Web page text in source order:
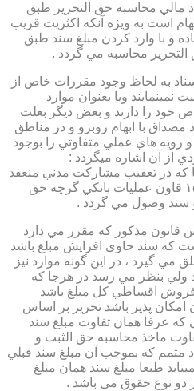
مالي محاسبه حق التحرير طبق
است به ويژه آنكه اكثريت قريب
و با وارد كردن مبلغ سند طبق
محاسبه مي گردد .
به لحاظ وجود مقررات خاص از
ويا بعنوان موارد
خود را دارند و بعض ديگر بعلت
با ابهام روبرو و در مناطق
رويه هاي عملي متفاوتي را بوجود
از آن اشاره ميگردد :
كه در تعقيب مشاركت مدني منعقد
ميگردد بر اساس تبصره ماده ۱۵ قاون عمليات بانكي گرچه حق
سند وصول مي گردد .
قانون مذكور كه مقرر مي دارد
كه سند حاوي افزايش مبلغ باشد
مي گيرد ، در اين گونه موارد نيز
ولي بنظر مي رسد در هرجا كه
فروش اقساطي كل مبلغ باشد
امكان پذير باشد تحرير بر اساس
عرفا همان تفاوت مبلغ سند
ماخذ محاسبه حق الثبت و
متمم كه بموجب آن مبلغ سند قبلي
طبعا مبلغ سند همان مبلغ
دو نوع حقوق می باشد .